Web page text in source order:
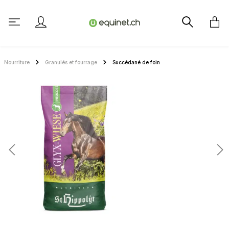
Nourriture Granulés et fourrage Succédané de foin